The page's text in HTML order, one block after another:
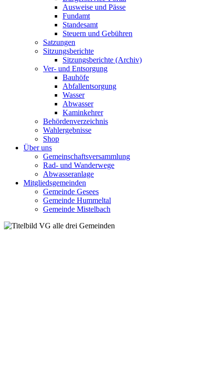
Ausweise und Pässe
Fundamt
Standesamt
Steuern und Gebühren
Satzungen
Sitzungsberichte
Sitzungsberichte (Archiv)
Ver- und Entsorgung
Bauhöfe
Abfallentsorgung
Wasser
Abwasser
Kaminkehrer
Behördenverzeichnis
Wahlergebnisse
Shop
Über uns
Gemeinschaftsversammlung
Rad- und Wanderwege
Abwasseranlage
Mitgliedsgemeinden
Gemeinde Gesees
Gemeinde Hummeltal
Gemeinde Mistelbach